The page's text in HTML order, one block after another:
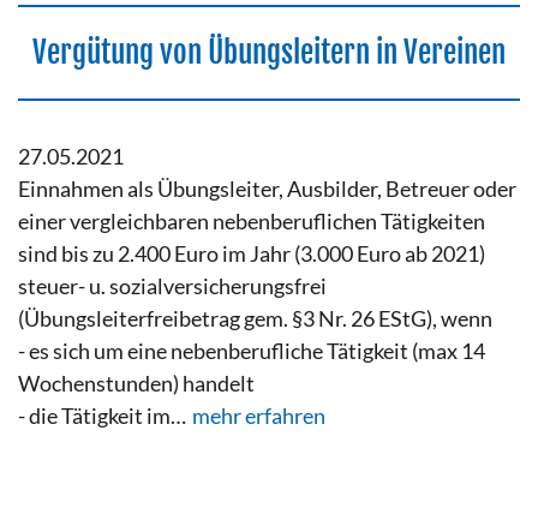
Vergütung von Übungsleitern in Vereinen
27.05.2021
Einnahmen als Übungsleiter, Ausbilder, Betreuer oder
einer vergleichbaren nebenberuflichen Tätigkeiten
sind bis zu 2.400 Euro im Jahr (3.000 Euro ab 2021)
steuer- u. sozialversicherungsfrei
(Übungsleiterfreibetrag gem. §3 Nr. 26 EStG), wenn
- es sich um eine nebenberufliche Tätigkeit (max 14
Wochenstunden) handelt
- die Tätigkeit im… mehr erfahren